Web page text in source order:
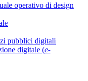
operativo di design
pubblici digitali
digitale (e-